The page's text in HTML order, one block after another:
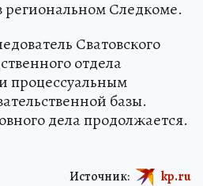
Следкоме.
Сватовского
отдела
процессуальным
базы.
дела продолжается.
Источник: kp.ru